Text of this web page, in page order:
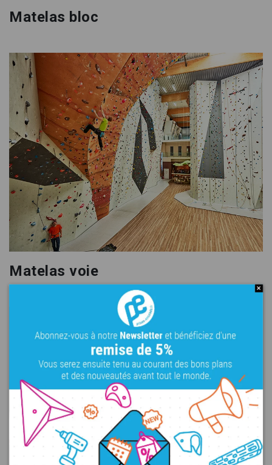
Matelas bloc
Matelas voie